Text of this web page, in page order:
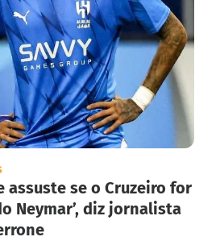
assuste se o Cruzeiro for
Neymar’, diz jornalista